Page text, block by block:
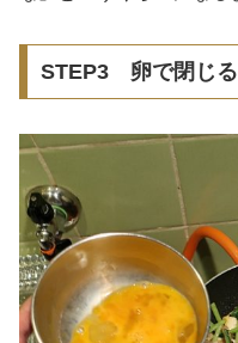
STEP3 卵で閉じる